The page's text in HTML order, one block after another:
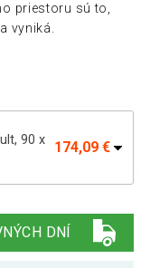
priestoru sú to,
vyniká.
90 x
174,09 €
DNÍ